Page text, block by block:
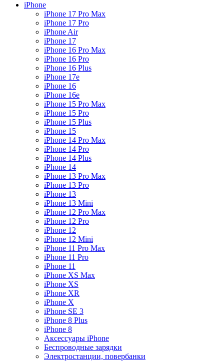
iPhone
iPhone 17 Pro Max
iPhone 17 Pro
iPhone Air
iPhone 17
iPhone 16 Pro Max
iPhone 16 Pro
iPhone 16 Plus
iPhone 17e
iPhone 16
iPhone 16e
iPhone 15 Pro Max
iPhone 15 Pro
iPhone 15 Plus
iPhone 15
iPhone 14 Pro Max
iPhone 14 Pro
iPhone 14 Plus
iPhone 14
iPhone 13 Pro Max
iPhone 13 Pro
iPhone 13
iPhone 13 Mini
iPhone 12 Pro Max
iPhone 12 Pro
iPhone 12
iPhone 12 Mini
iPhone 11 Pro Max
iPhone 11 Pro
iPhone 11
iPhone XS Max
iPhone XS
iPhone XR
iPhone X
iPhone SE 3
iPhone 8 Plus
iPhone 8
Аксессуары iPhone
Беспроводные зарядки
Электростанции, повербанки